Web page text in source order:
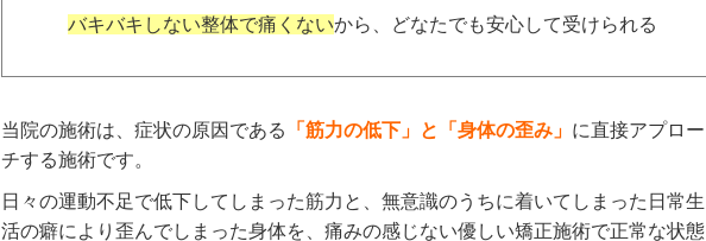
バキバキしない整体で痛くないから、どなたでも安心して受けられる
当院の施術は、症状の原因である 「筋力の低下」と「身体の歪み」 に直接アプロー
チする施術です。
日々の運動不足で低下してしまった筋力と、無意識のうちに着いてしまった日常生
活の癖により歪んでしまった身体を、痛みの感じない優しい矯正施術で正常な状態